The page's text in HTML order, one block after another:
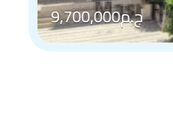
ج.م9,700,000